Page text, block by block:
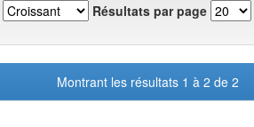
Résultats par page
Montrant les résultats 1 à 2 de 2